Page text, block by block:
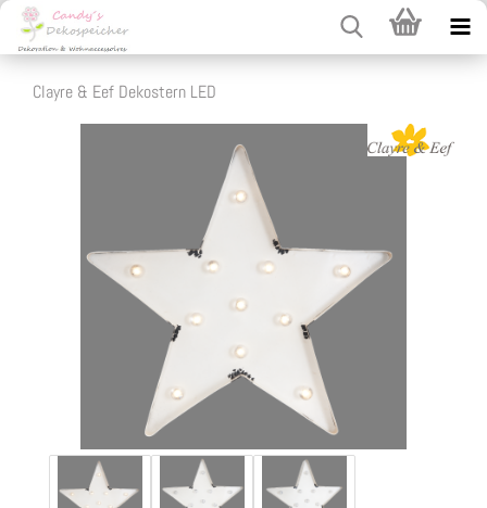
Clayre & Eef Dekostern LED